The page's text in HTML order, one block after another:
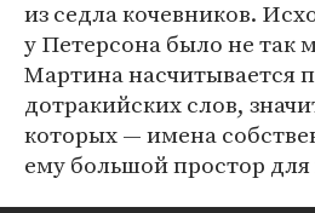
из седла кочевников.
у Петерсона было не так
Мартина насчитывается
дотракийских слов,
которых — имена
ему большой простор